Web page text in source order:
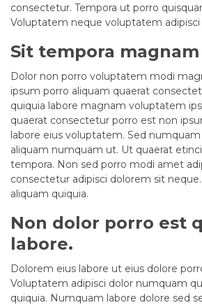
consectetur. Tempora ut porro
Voluptatem neque voluptatem
Sit tempora
Dolor non porro voluptatem modi
ipsum porro aliquam quaerat
quiquia labore magnam voluptatem
quaerat consectetur porro est non
labore eius voluptatem. Sed
aliquam numquam ut. Ut quaerat
tempora. Non sed porro modi amet
consectetur adipisci dolorem sit
aliquam quiquia.
Non dolor porro est
labore.
Dolorem eius labore ut eius dolore
Voluptatem adipisci dolor numquam
quiquia. Numquam labore dolore sed